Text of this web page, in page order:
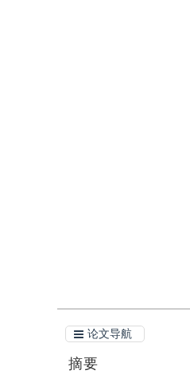
论文导航
摘要